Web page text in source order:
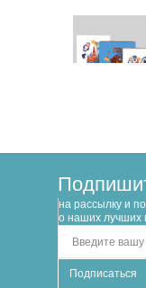
550.00 руб
+
В корзину
в наличии
на рассылку и
о наших лучших